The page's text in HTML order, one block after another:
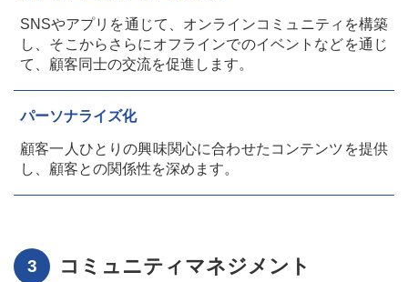
SNSやアプリを通じて、オンラインコミュニティを構築
し、そこからさらにオフラインでのイベントなどを通じ
て、顧客同士の交流を促進します。
パーソナライズ化
顧客一人ひとりの興味関心に合わせたコンテンツを提供
し、顧客との関係性を深めます。
コミュニティマネジメント